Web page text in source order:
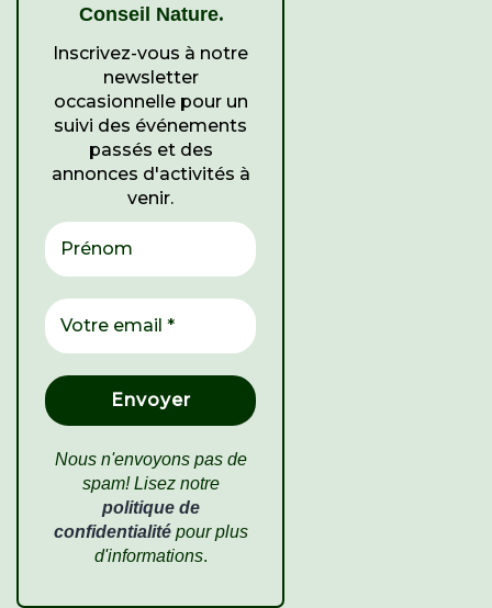
Conseil Nature.
Inscrivez-vous à notre
newsletter
occasionnelle pour un
suivi des événements
passés et des
annonces d'activités à
venir.
Nous n'envoyons pas de
spam! Lisez notre
politique de
confidentialitépour plus
d'informations.